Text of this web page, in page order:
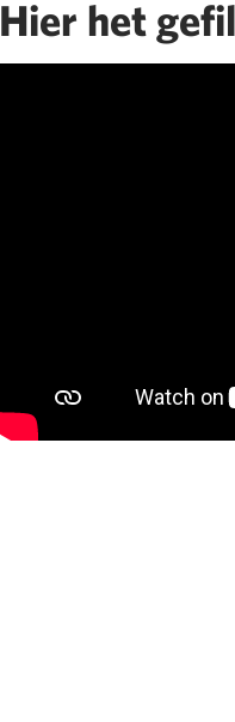
Hier het